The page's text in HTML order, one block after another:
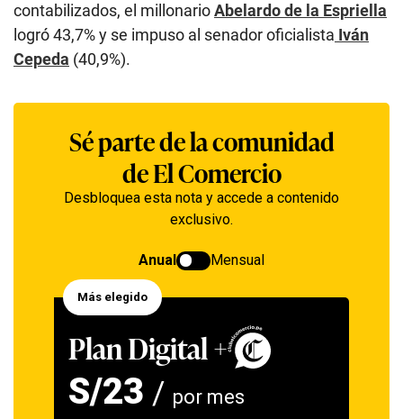
contabilizados, el millonarioAbelardo de la Espriella
logró 43,7% y se impuso al senador oficialista Iván
Cepeda (40,9%).